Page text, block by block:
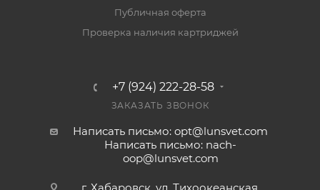
Публичная оферта
Проверка наличия картриджей
+7 (924) 222-28-58
ЗАКАЗАТЬ ЗВОНОК
Написать письмо: opt@lunsvet.com
Написать письмо: nach-
oop@lunsvet.com